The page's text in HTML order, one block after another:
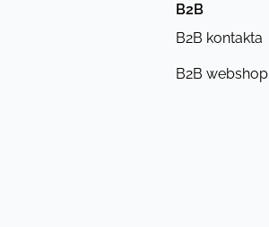
B2B
B2B kontakta
B2B webshop